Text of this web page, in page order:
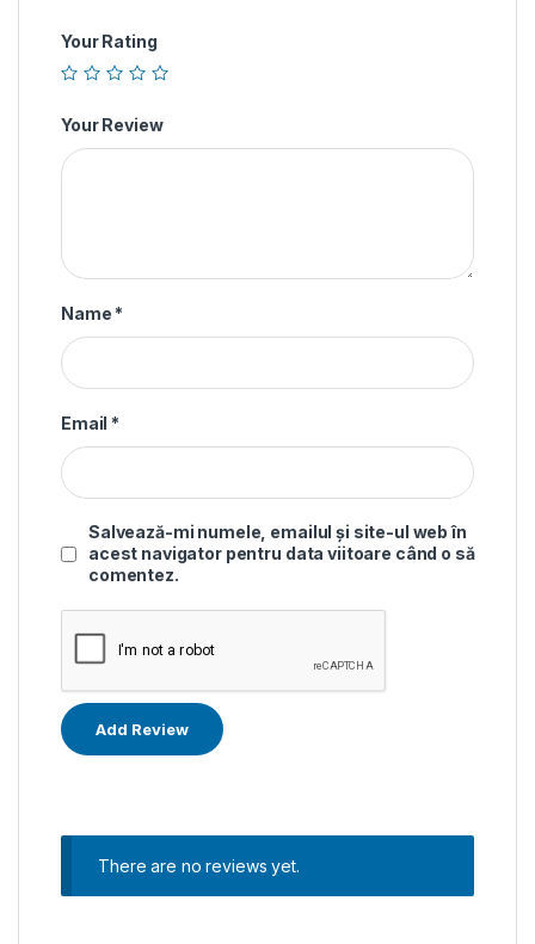
Your Rating
Your Review
Name *
Email *
Salvează-mi numele, emailul și site-ul web în
acest navigator pentru data viitoare când o să
comentez.
There are no reviews yet.